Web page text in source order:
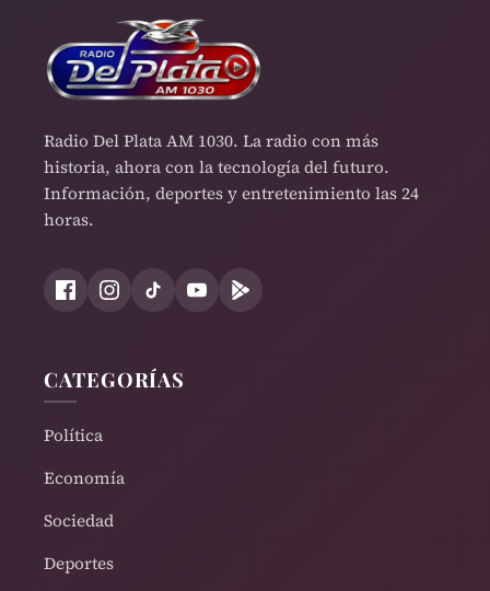
Radio Del Plata AM 1030. La radio con más
historia, ahora con la tecnología del futuro.
Información, deportes y entretenimiento las 24
horas.
CATEGORÍAS
Política
Economía
Sociedad
Deportes